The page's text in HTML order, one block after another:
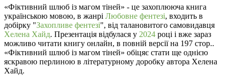
«Фіктивний шлюб із магом тіней» - це захоплююча книга
українською мовою, в жанрі Любовне фентезі, входить в
добірку "Захопливе фентезі", від талановитого самовидавця
Хелена Хайд. Презентація відбулася у 2024 році і вже зараз
можливо читати книгу онлайн, в повній версії на 197 стор..
«Фіктивний шлюб із магом тіней» обіцяє стати ще однією
яскравою перлиною в літературному доробку автора Хелена
Хайд.